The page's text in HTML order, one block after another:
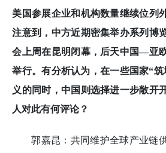
美国参展企业和机构数量继续位列
注意到，中方近期密集举办系列博
会上周在昆明闭幕，后天中国—亚
举行。有分析认为，在一些国家“
义的同时，中国则选择进一步敞开
人对此有何评论？
郭嘉昆：共同维护全球产业链